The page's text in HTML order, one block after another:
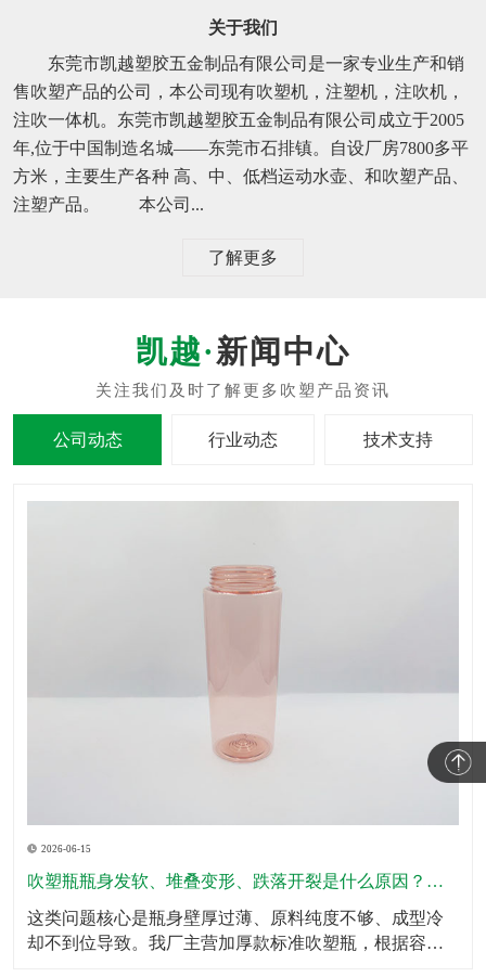
关于我们
东莞市凯越塑胶五金制品有限公司是一家专业生产和销
售吹塑产品的公司，本公司现有吹塑机，注塑机，注吹机，
注吹一体机。东莞市凯越塑胶五金制品有限公司成立于2005
年,位于中国制造名城——东莞市石排镇。自设厂房7800多平
方米，主要生产各种 高、中、低档运动水壶、和吹塑产品、
注塑产品。 本公司...
了解更多
新闻中心
公司动态 行业动态 技术支持
2026-06-15
吹塑瓶瓶身发软、堆叠变形、跌落开裂是什么原因？怎么规避？
这类问题核心是瓶身壁厚过薄、原料纯度不够、成型冷
却不到位导致。我厂主营加厚款标准吹塑瓶，根据容量